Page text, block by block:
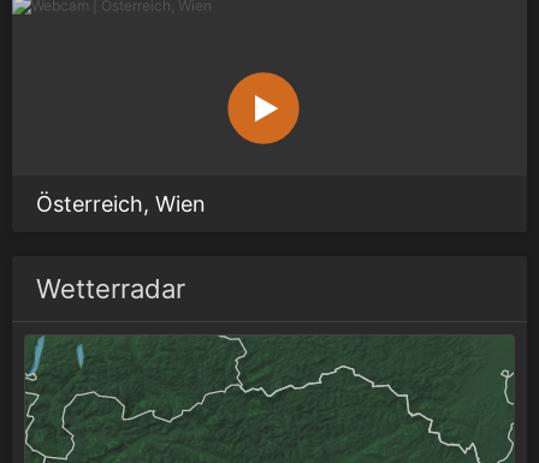
Österreich, Wien
Wetterradar